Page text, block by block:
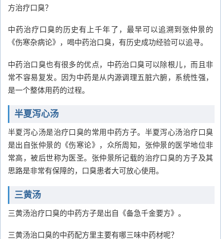
方治疗口臭？
中药治疗口臭的历史有上千年了，最早可以追溯到张仲景的
《伤寒杂病论》，喝中药治口臭，有历史成功经验可以追寻。
中药治口臭也有很多的优点，中药治口臭可以除根儿，而且非
常不容易复发。因为中药是从内源调理五脏六腑，系统性强，
是一个整体用药的过程。
半夏泻心汤
半夏泻心汤是治疗口臭的常用中药方子。半夏泻心汤治疗口臭
是出自张仲景的《伤寒论》，众所周知，张仲景的医学地位非
常高，被后世称为医圣。张仲景所记载的治疗口臭的方子及其
思路是非常有保障的，口臭患者大可放心使用。
三黄汤
三黄汤治疗口臭的中药方子是出自《备急千金要方》。
三黄汤治口臭的中药配方里主要有哪三味中药材呢？